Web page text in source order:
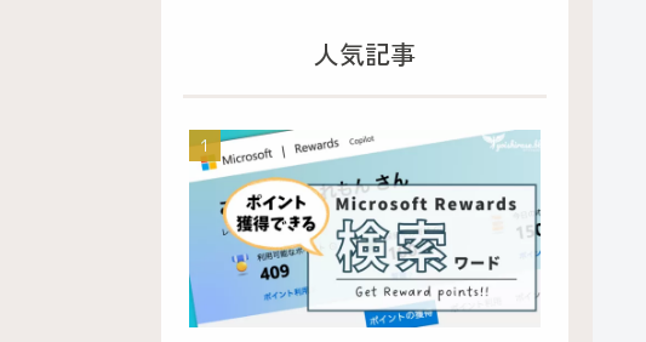
人気記事